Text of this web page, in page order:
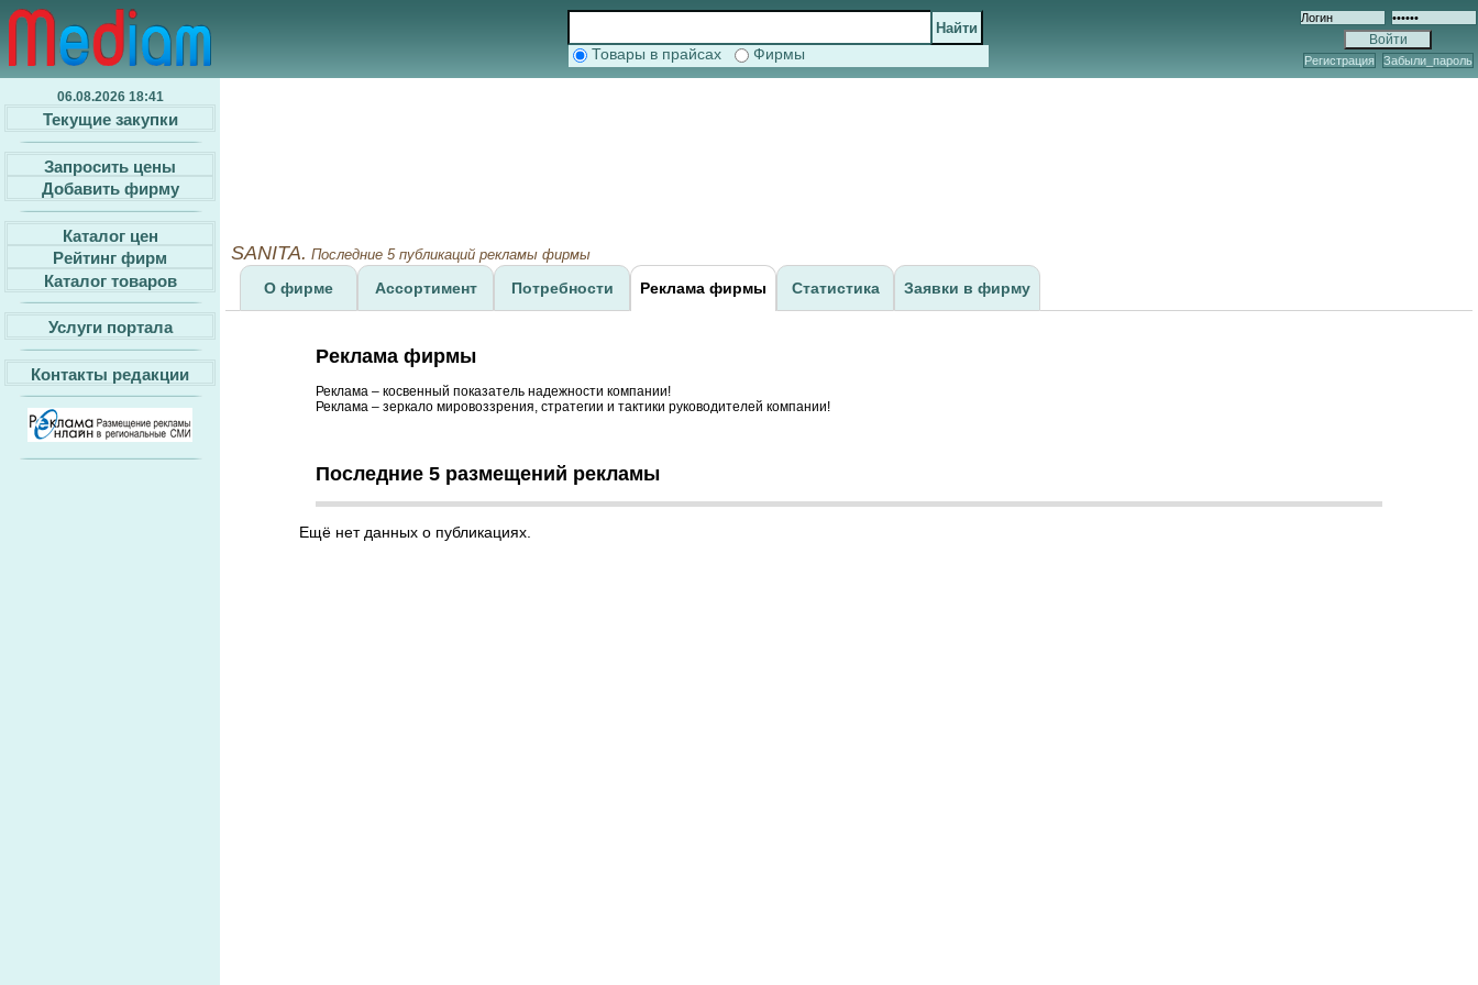
Товары в прайсах Фирмы Регистрация Забыли_пароль
06.08.2026 18:41
Текущие закупки
Запросить цены
Добавить фирму
Каталог цен
Рейтинг фирм
Каталог товаров
Услуги портала
Контакты редакции
SANITA. Последние 5 публикаций рекламы фирмы
О фирме Ассортимент Потребности Реклама фирмы Статистика Заявки в фирму
Реклама фирмы
Реклама – косвенный показатель надежности компании!
Реклама – зеркало мировоззрения, стратегии и тактики руководителей компании!
Последние 5 размещений рекламы
Ещё нет данных о публикациях.